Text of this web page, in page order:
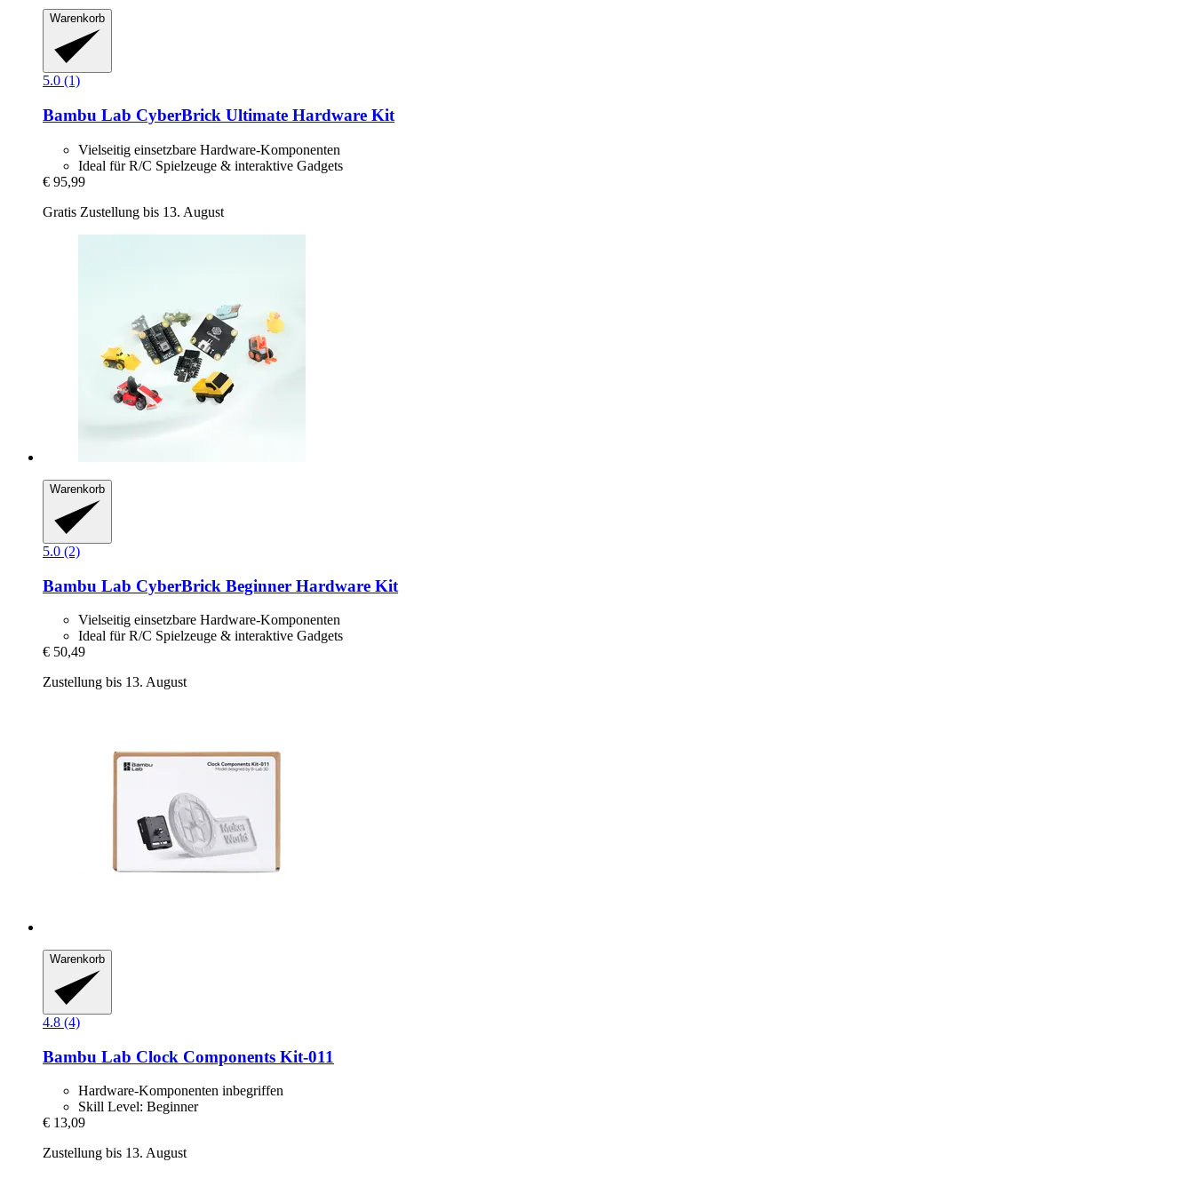
Warenkorb
5.0 (1)
Bambu Lab CyberBrick Ultimate Hardware Kit
Vielseitig einsetzbare Hardware-Komponenten
Ideal für R/C Spielzeuge & interaktive Gadgets
€ 95,99
Gratis Zustellung bis 13. August
Warenkorb
5.0 (2)
Bambu Lab CyberBrick Beginner Hardware Kit
Vielseitig einsetzbare Hardware-Komponenten
Ideal für R/C Spielzeuge & interaktive Gadgets
€ 50,49
Zustellung bis 13. August
Warenkorb
4.8 (4)
Bambu Lab Clock Components Kit-​011
Hardware-Komponenten inbegriffen
Skill Level: Beginner
€ 13,09
Zustellung bis 13. August